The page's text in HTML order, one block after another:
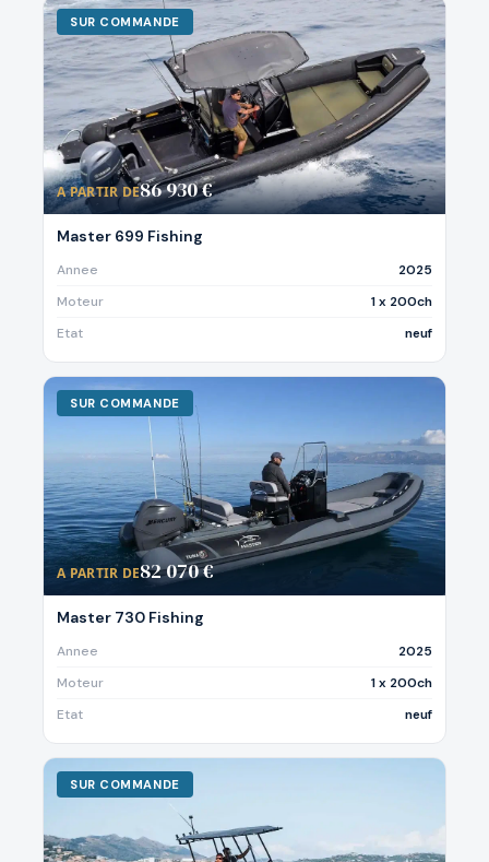
SUR COMMANDE
A PARTIR DE86 930 €
Master 699 Fishing
Annee
2025
Moteur
1 x 200ch
Etat
neuf
SUR COMMANDE
A PARTIR DE82 070 €
Master 730 Fishing
Annee
2025
Moteur
1 x 200ch
Etat
neuf
SUR COMMANDE